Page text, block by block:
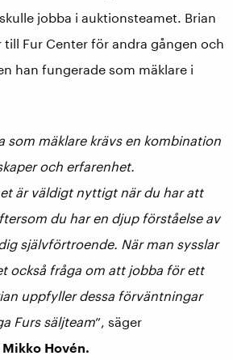
jobba i auktionsteamet. Brian
till Fur Center för andra gången och
han fungerade som mäklare i
som mäklare krävs en kombination
och erfarenhet.
är väldigt nyttigt när du har att
du har en djup förståelse av
självförtroende. När man sysslar
också fråga om att jobba för ett
uppfyller dessa förväntningar
Furs säljteam”, säger
Mikko Hovén.